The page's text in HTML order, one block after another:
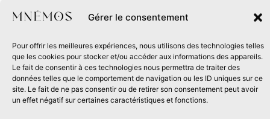
Gérer le consentement
Pour offrir les meilleures expériences, nous utilisons des technologies telles
que les cookies pour stocker et/ou accéder aux informations des appareils.
Le fait de consentir à ces technologies nous permettra de traiter des
données telles que le comportement de navigation ou les ID uniques sur ce
site. Le fait de ne pas consentir ou de retirer son consentement peut avoir
un effet négatif sur certaines caractéristiques et fonctions.